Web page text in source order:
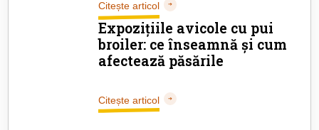
Citește articol
Expozițiile avicole cu pui
broiler: ce înseamnă și cum
afectează păsările
Citește articol